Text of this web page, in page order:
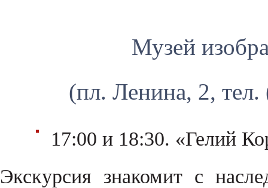
Музей
(пл. Ленина, 2,
17:00 и 18:30. «Гелий
Экскурсия знакомит с